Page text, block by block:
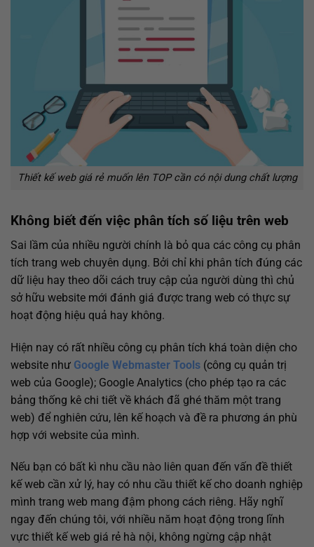
Thiết kế web giá rẻ muốn lên TOP cần có nội dung chất lượng
Không biết đến việc phân tích số liệu trên web
Sai lầm của nhiều người chính là bỏ qua các công cụ phân
tích trang web chuyên dụng. Bởi chỉ khi phân tích đúng các
dữ liệu hay theo dõi cách truy cập của người dùng thì chủ
sở hữu website mới đánh giá được trang web có thực sự
hoạt động hiệu quả hay không.
Hiện nay có rất nhiều công cụ phân tích khá toàn diện cho
website như Google Webmaster Tools (công cụ quản trị
web của Google); Google Analytics (cho phép tạo ra các
bảng thống kê chi tiết về khách đã ghé thăm một trang
web) để nghiên cứu, lên kế hoạch và đề ra phương án phù
hợp với website của mình.
Nếu bạn có bất kì nhu cầu nào liên quan đến vấn đề thiết
kế web cần xử lý, hay có nhu cầu thiết kế cho doanh nghiệp
mình trang web mang đậm phong cách riêng. Hãy nghĩ
ngay đến chúng tôi, với nhiều năm hoạt động trong lĩnh
vực thiết kế web giá rẻ hà nội, không ngừng cập nhật